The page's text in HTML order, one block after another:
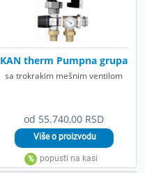
od 55.740,00 RSD
KAN therm Pumpna grupa
sa trokrakim mešnim ventilom